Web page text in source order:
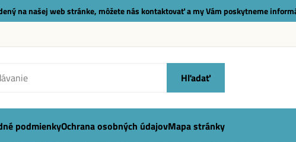
na našej web stránke, môžete nás kontaktovaťa my Vám poskytneme
Hľadať
podmienkyOchrana osobných údajovMapa stránky